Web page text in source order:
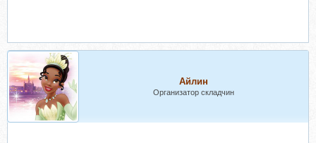
Айлин
Организатор складчин